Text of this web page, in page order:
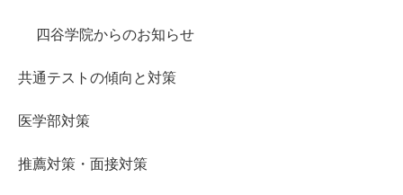
四谷学院からのお知らせ
共通テストの傾向と対策
医学部対策
推薦対策・面接対策